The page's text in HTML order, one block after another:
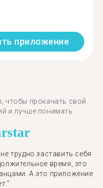
приложение
чтобы прокачать свой
и лучше понимать
star
трудно заставить себя
время, это
А это приложение